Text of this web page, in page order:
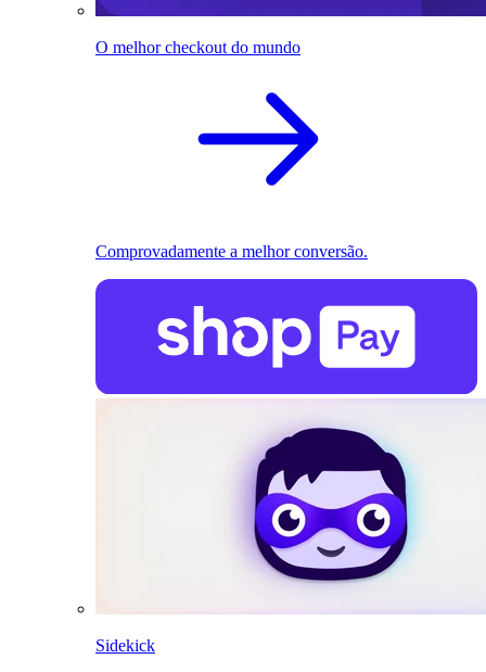
O melhor checkout do mundo
Comprovadamente a melhor conversão.
Sidekick